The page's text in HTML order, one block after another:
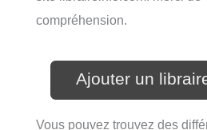
compréhension.
Ajouter un
Vous pouvez trouvez des